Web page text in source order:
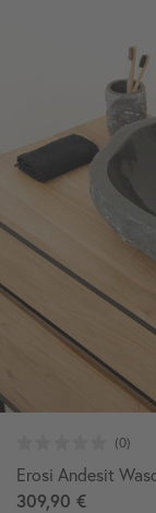
Erosi Andesit
309,90 €